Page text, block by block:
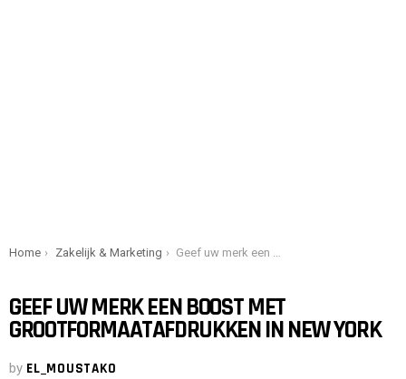
You are here:
Home Zakelijk & Marketing Geef uw merk een boost met grootformaatafdrukken in New York
GEEF UW MERK EEN BOOST MET
GROOTFORMAATAFDRUKKEN IN NEW YORK
by EL_MOUSTAKO